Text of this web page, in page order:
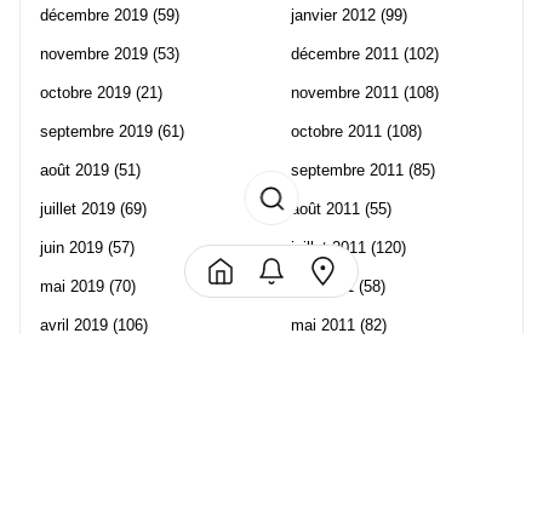
décembre 2019 (59)
novembre 2019 (53)
octobre 2019 (21)
septembre 2019 (61)
août 2019 (51)
juillet 2019 (69)
juin 2019 (57)
mai 2019 (70)
avril 2019 (106)
janvier 2012 (99)
décembre 2011 (102)
novembre 2011 (108)
octobre 2011 (108)
septembre 2011 (85)
août 2011 (55)
juillet 2011 (120)
juin 2011(58)
mai 2011 (82)